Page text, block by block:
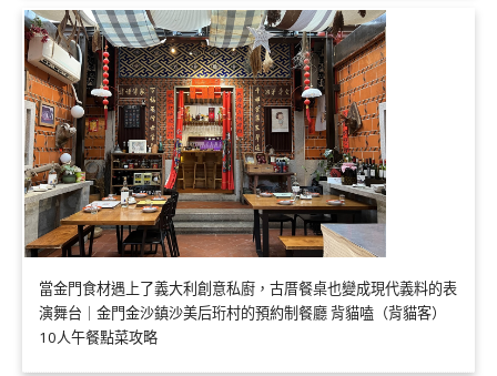
當金門食材遇上了義大利創意私廚，古厝餐桌也變成現代義料的表
演舞台｜金門金沙鎮沙美后珩村的預約制餐廳 背貓嗑（背貓客）
10人午餐點菜攻略